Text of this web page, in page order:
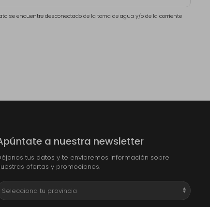
se encuentre desconectado de la toma de agua y/o de la corriente
a nuestra newsletter
tus datos y te enviaremos información sobre
ofertas y promociones.